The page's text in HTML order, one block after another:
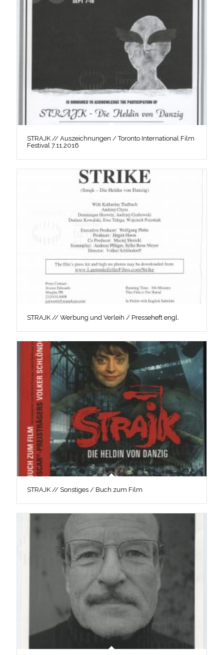
STRAJK // Auszeichnungen / Toronto International Film
Festival 7.11.2016
STRAJK // Werbung und Verleih / Presseheft engl.
STRAJK // Sonstiges / Buch zum Film